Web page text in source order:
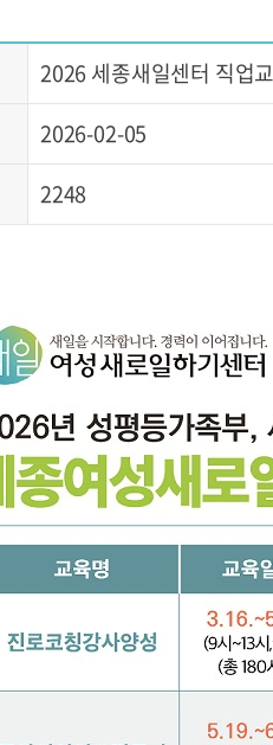
2026 세종새일센터 직업
2026-02-05
2248